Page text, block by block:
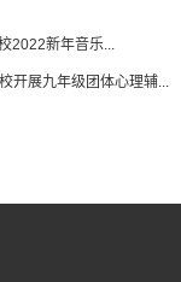
2022新年音乐...
展九年级团体心理辅...